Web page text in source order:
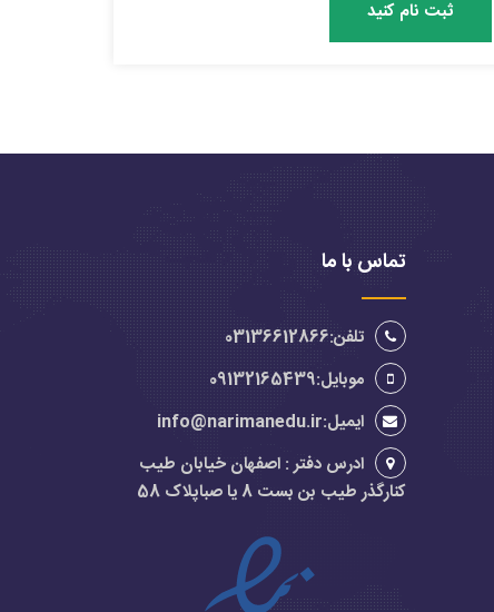
ثبت نام کنید
تماس با ما
تلفن:03136612866
موبایل:09132165439
ایمیل:info@narimanedu.ir
ادرس دفتر : اصفهان خیابان طیب
کنارگذر طیب بن بست 8 یا صباپلاک 58